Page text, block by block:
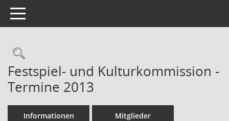
Toggle navigation
Rechercheauswahl
Festspiel- und Kulturkommission -
Termine 2013
Informationen Mitglieder